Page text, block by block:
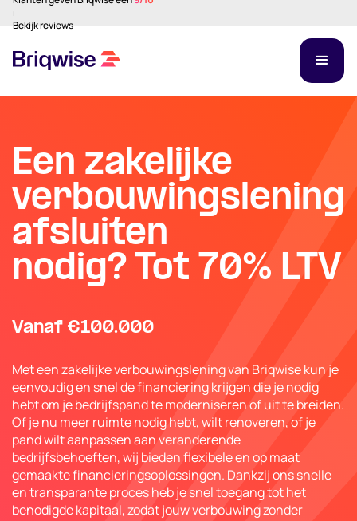
⏐
Bekijk reviews
Een zakelijke
verbouwingslening
afsluiten
nodig? Tot 70% LTV
Vanaf €100.000
Met een zakelijke verbouwingslening van Briqwise kun je
eenvoudig en snel de financiering krijgen die je nodig
hebt om je bedrijfspand te moderniseren of uit te breiden.
Of je nu meer ruimte nodig hebt, wilt renoveren, of je
pand wilt aanpassen aan veranderende
bedrijfsbehoeften, wij bieden flexibele en op maat
gemaakte financieringsoplossingen. Dankzij ons snelle
en transparante proces heb je snel toegang tot het
benodigde kapitaal, zodat jouw verbouwing zonder